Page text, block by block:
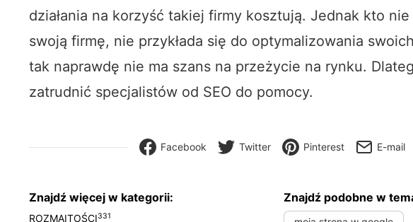
działania na korzyść takiej firmy kosztują. Jednak kto
swoją firmę, nie przykłada się do optymalizowania
tak naprawdę nie ma szans na przeżycie na rynku.
zatrudnić specjalistów od SEO do pomocy.
Facebook Twitter Pinterest E-mail
Znajdź więcej w kategorii:
ROZMAITOŚCI331
Znajdź podobne w